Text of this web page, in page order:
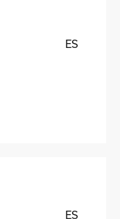
ES
ES